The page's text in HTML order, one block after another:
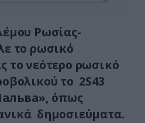
Ρωσίας-
το ρωσικό
το νεότερο ρωσικό
το 2S43
όπως
δημοσιεύματα.